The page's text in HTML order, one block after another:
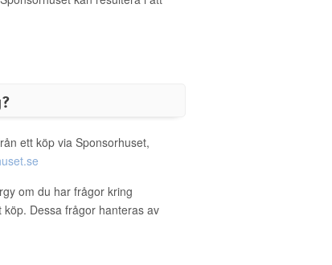
ett köp via Sponsorhuset,
om du har frågor kring
Dessa frågor hanteras av